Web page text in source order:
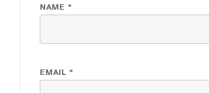
NAME *
EMAIL *